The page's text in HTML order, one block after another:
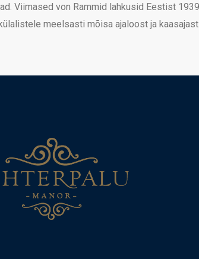
Viimased von Rammid lahkusid Eestist
meelsasti mõisa ajaloost ja kaasajast.